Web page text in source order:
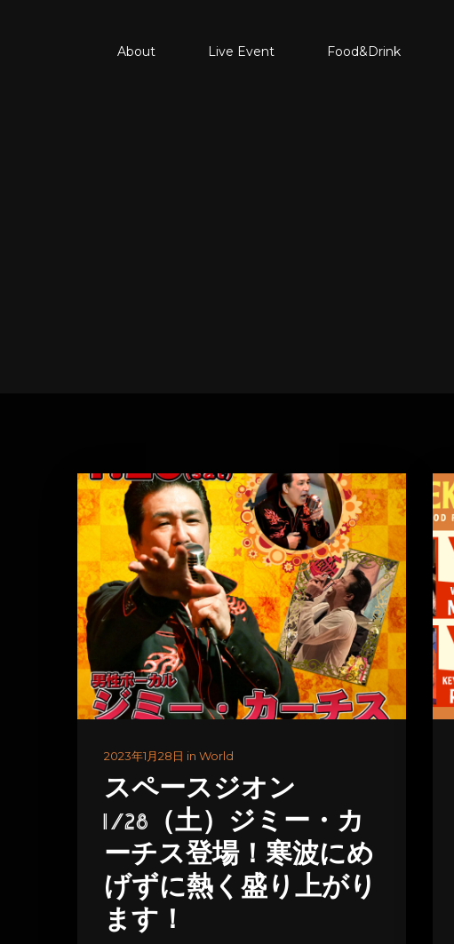
About Live Event Food&Drink
2023年1月28日 in World
スペースジオン
1/28（土）ジミー・カ
ーチス登場！寒波にめ
げずに熱く盛り上がり
ます！